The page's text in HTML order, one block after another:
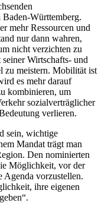
Württemberg.
mehr Ressourcen und
nur dann wahren,
nicht verzichten zu
Wirtschafts- und
zu meistern. Mobilität ist
es mehr darauf
kombinieren, um
sozialverträglicher
verlieren.
sein, wichtige
Mandat trägt man
Den nominierten
Möglichkeit, vor der
Agenda vorzustellen.
ihre eigenen